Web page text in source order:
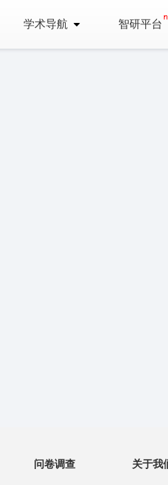
学术导航 智研平台
问卷调查 关于我